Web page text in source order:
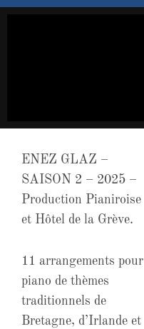
ENEZ GLAZ –
SAISON 2 – 2025 –
Production Pianiroise
et Hôtel de la Grève.
11 arrangements pour
piano de thèmes
traditionnels de
Bretagne, d’Irlande et